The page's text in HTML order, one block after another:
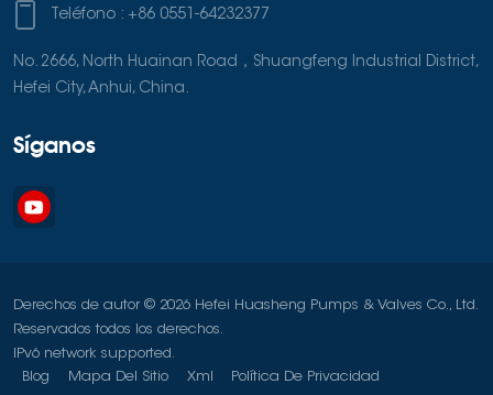
Teléfono : +86 0551-64232377
No. 2666, North Huainan Road，Shuangfeng Industrial District,
Hefei City, Anhui, China.
Síganos
Derechos de autor © 2026 Hefei Huasheng Pumps & Valves Co., Ltd.
Reservados todos los derechos.
IPv6 network supported.
Blog
Mapa Del Sitio Xml Política De Privacidad